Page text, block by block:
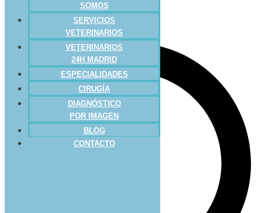
SOMOS
SERVICIOS
VETERINARIOS
VETERINARIOS
24H MADRID
ESPECIALIDADES
CIRUGÍA
DIAGNÓSTICO
POR IMAGEN
BLOG
CONTACTO